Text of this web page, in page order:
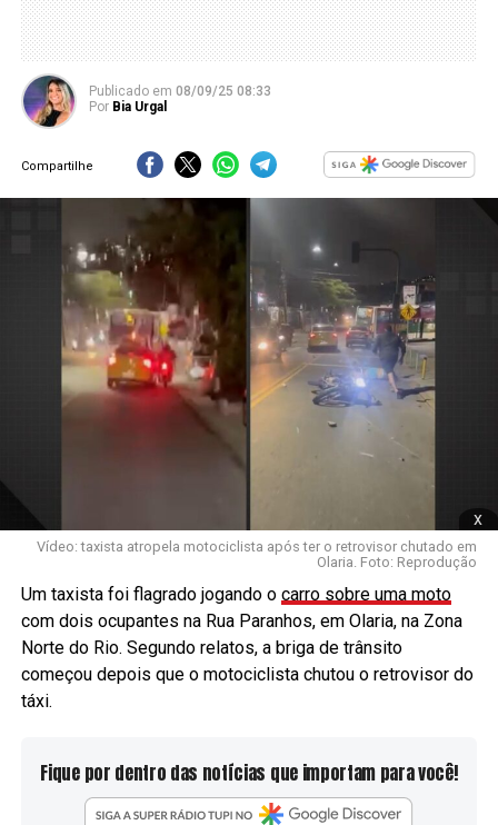
Publicado em 08/09/25 08:33
Por Bia Urgal
Compartilhe
x
Vídeo: taxista atropela motociclista após ter o retrovisor chutado em
Olaria. Foto: Reprodução
Um taxista foi flagrado jogando o carro sobre uma moto
com dois ocupantes na Rua Paranhos, em Olaria, na Zona
Norte do Rio. Segundo relatos, a briga de trânsito
começou depois que o motociclista chutou o retrovisor do
táxi.
Fique por dentro das notícias que importam para você!